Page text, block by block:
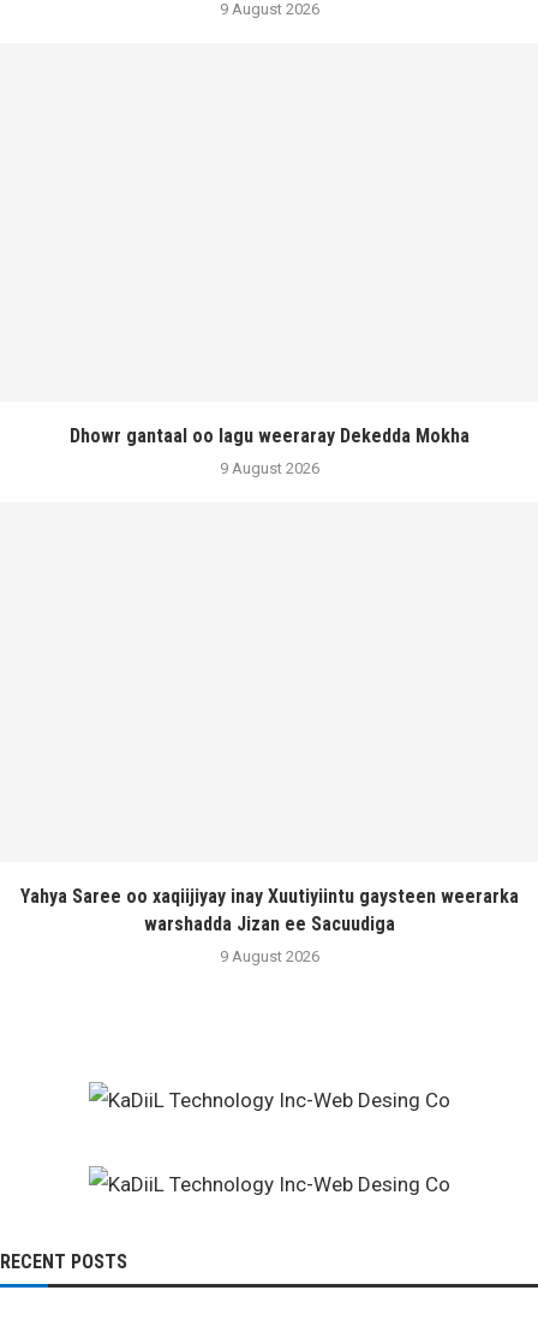
9 August 2026
Dhowr gantaal oo lagu weeraray Dekedda Mokha
9 August 2026
Yahya Saree oo xaqiijiyay inay Xuutiyiintu gaysteen weerarka
warshadda Jizan ee Sacuudiga
9 August 2026
RECENT POSTS